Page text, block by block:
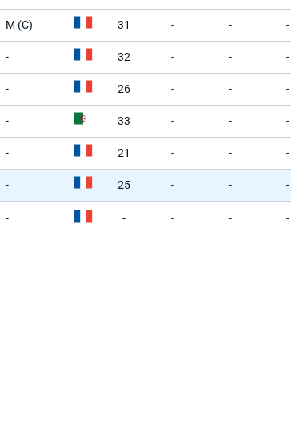
M (C) 31 - - -
- 32 - - -
- 26 - - -
- 33 - - -
- 21 - - -
- 25 - - -
- - - - -